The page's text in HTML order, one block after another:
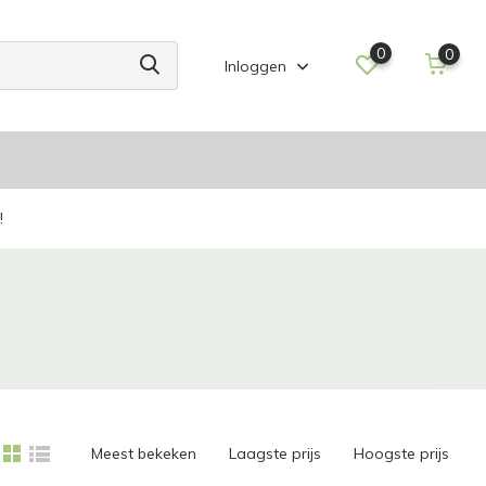
Inloggen
0 0
Meest bekeken Laagste prijs Hoogste prijs